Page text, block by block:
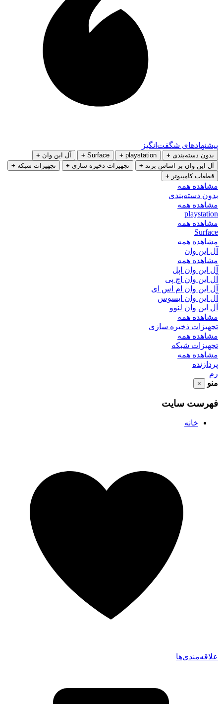
پیشنهادهای شگفت‌انگیز
بدون دسته‌بندی +
playstation
+
Surface
+ آل این وان +
آل این وان بر اساس برند + تجهیزات ذخیره سازی + تجهیزات شبکه +
قطعات کامپیوتر +
مشاهده همه
بدون دسته‌بندی
مشاهده همه
playstation
مشاهده همه
Surface
مشاهده همه
آل این وان
مشاهده همه
آل این وان اپل
آل این وان اچ پی
آل این وان ام اس ای
آل این وان ایسوس
آل این وان لنوو
مشاهده همه
تجهیزات ذخیره سازی
مشاهده همه
تجهیزات شبکه
مشاهده همه
پردازنده
رم
منو
×
فهرست سایت
خانه
علاقه‌مندی‌ها